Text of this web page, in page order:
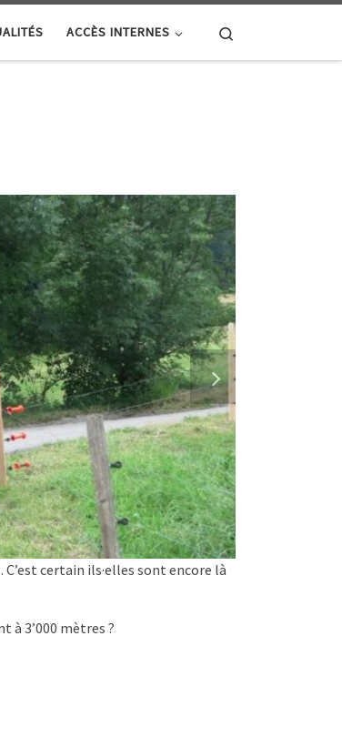
ACCÈS INTERNES
certain ils·elles sont encore là
à 3’000 mètres ?